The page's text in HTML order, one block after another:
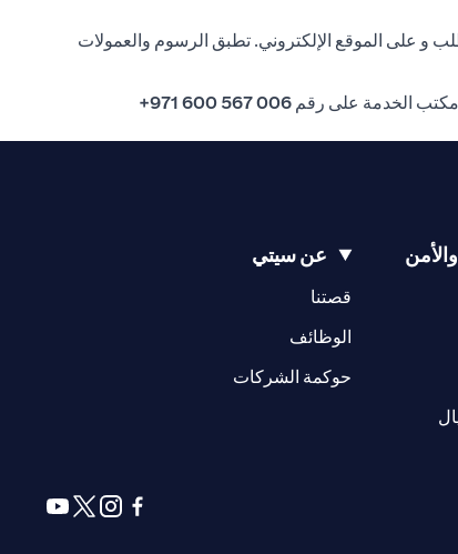
على الموقع الإلكتروني. تطبق الرسوم والعمولات
مكتب الخدمة على رقم 006 567 600 971+
عن سيتي
قصتنا
(opens in a new tab)
الوظائف
(opens in a new tab)
حوكمة الشركات
(opens in a new tab)